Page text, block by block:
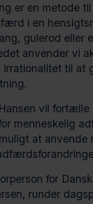
er en metode
i en
gulerod eller
anvender vi
irrationalitet til at
vil
menneskelig
at anvende
for Danske
runder